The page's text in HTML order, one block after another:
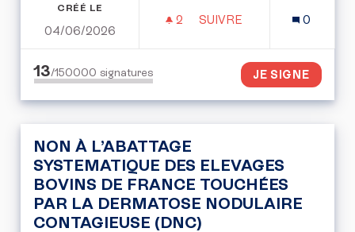
CRÉÉ LE
04/06/2026
2 2 ABONNÉS
SUIVRE
0
13/150000 signatures JE SIGNE
NON À L’ABATTAGE
SYSTEMATIQUE DES ELEVAGES
BOVINS DE FRANCE TOUCHÉES
PAR LA DERMATOSE NODULAIRE
CONTAGIEUSE (DNC)